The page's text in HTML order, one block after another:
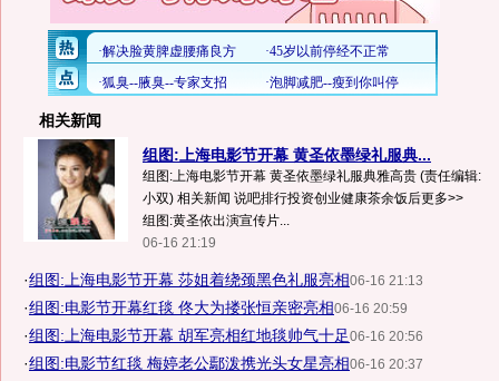
相关新闻
组图:上海电影节开幕 黄圣依墨绿礼服典...
组图:上海电影节开幕 黄圣依墨绿礼服典雅高贵 (责任编辑:
小双) 相关新闻 说吧排行投资创业健康茶余饭后更多>>
组图:黄圣依出演宣传片...
06-16 21:19
·组图:上海电影节开幕 莎姐着绕颈黑色礼服亮相06-16 21:13
·组图:电影节开幕红毯 佟大为搂张恒亲密亮相06-16 20:59
·组图:上海电影节开幕 胡军亮相红地毯帅气十足06-16 20:56
·组图:电影节红毯 梅婷老公鄢泼携光头女星亮相06-16 20:37